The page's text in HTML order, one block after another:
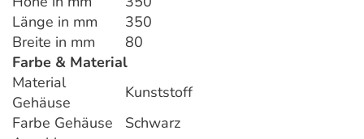
Länge in mm
350
Breite in mm
80
Farbe & Material
Material
Gehäuse
Kunststoff
Farbe Gehäuse
Schwarz